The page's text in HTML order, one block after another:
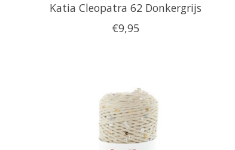
Katia Cleopatra 62 Donkergrijs
€9,95